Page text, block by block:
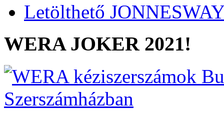
Letölthető
WERA JOKER 2021!